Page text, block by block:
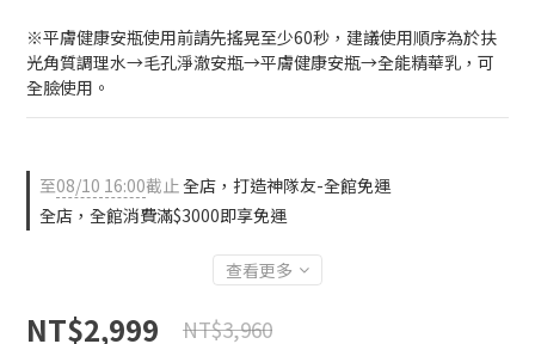
※平膚健康安瓶使用前請先搖晃至少60秒，建議使用順序為於扶
光角質調理水→毛孔淨澈安瓶→平膚健康安瓶→全能精華乳，可
全臉使用。
至08/10 16:00截止全店，打造神隊友-全館免運
全店，全館消費滿$3000即享免運
查看更多
NT$2,999 NT$3,960